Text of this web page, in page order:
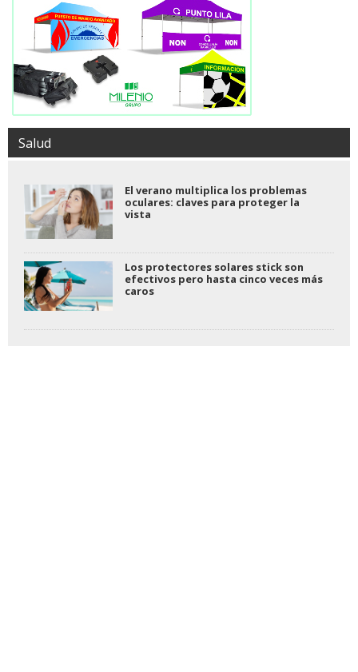
Salud
El verano multiplica los problemas
oculares: claves para proteger la
vista
Los protectores solares stick son
efectivos pero hasta cinco veces más
caros